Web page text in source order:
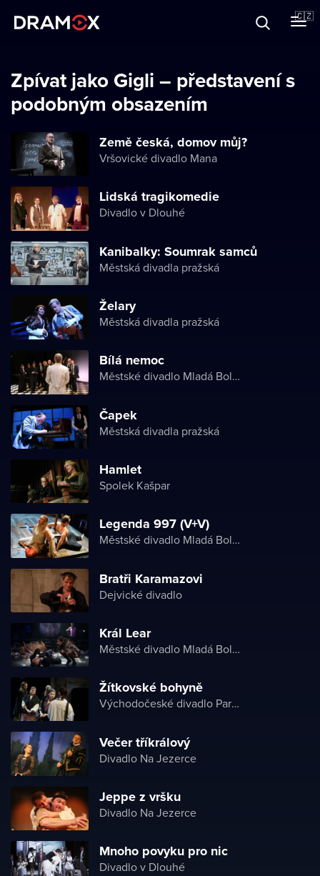
🇨🇿
Registrujte se
Zpívat jako Gigli – představení s
podobným obsazením
Země česká, domov můj?
Vršovické divadlo Mana
Lidská tragikomedie
Divadlo v Dlouhé
Kanibalky: Soumrak samců
Městská divadla pražská
Želary
Městská divadla pražská
Bílá nemoc
Městské divadlo Mladá Boleslav
Čapek
Městská divadla pražská
Hamlet
Spolek Kašpar
Legenda 997 (V+V)
Městské divadlo Mladá Boleslav
Bratři Karamazovi
Dejvické divadlo
Král Lear
Městské divadlo Mladá Boleslav
Žítkovské bohyně
Východočeské divadlo Pardubice
Večer tříkrálový
Divadlo Na Jezerce
Jeppe z vršku
Divadlo Na Jezerce
Mnoho povyku pro nic
Divadlo v Dlouhé